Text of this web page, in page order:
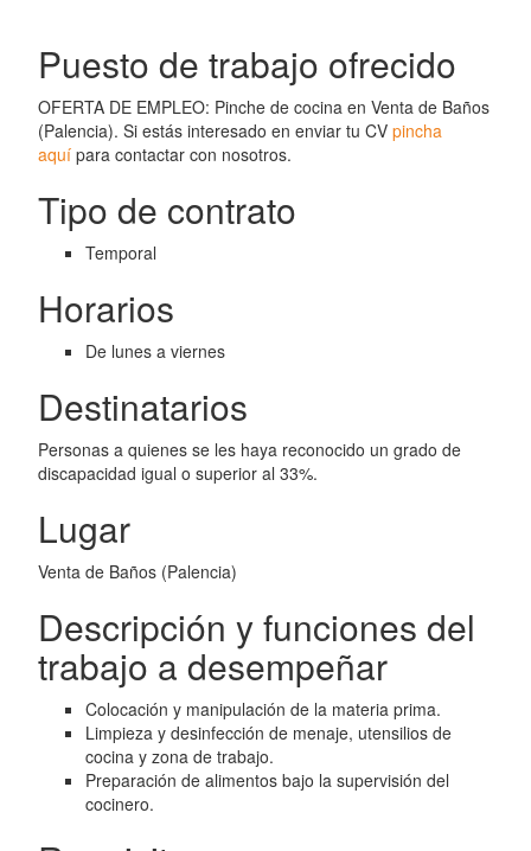
Puesto de trabajo ofrecido
OFERTA DE EMPLEO: Pinche de cocina en Venta de Baños
(Palencia). Si estás interesado en enviar tu CV pincha
aquí para contactar con nosotros.
Tipo de contrato
Temporal
Horarios
De lunes a viernes
Destinatarios
Personas a quienes se les haya reconocido un grado de
discapacidad igual o superior al 33%.
Lugar
Venta de Baños (Palencia)
Descripción y funciones del
trabajo a desempeñar
Colocación y manipulación de la materia prima.
Limpieza y desinfección de menaje, utensilios de
cocina y zona de trabajo.
Preparación de alimentos bajo la supervisión del
cocinero.